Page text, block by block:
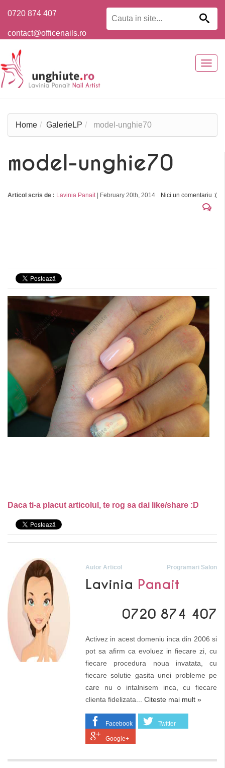
0720 874 407
contact@officenails.ro
Home GalerieLP model-unghie70
model-unghie70
Articol scris de : Lavinia Panait| February 20th, 2014 Nici un comentariu :(
Daca ti-a placut articolul, te rog sa dai like/share :D
Autor Articol Programari Salon
Lavinia Panait
0720 874 407
Activez in acest domeniu inca din 2006 si
pot sa afirm ca evoluez in fiecare zi, cu
fiecare procedura noua invatata, cu
fiecare solutie gasita unei probleme pe
care nu o intalnisem inca, cu fiecare
clienta fidelizata... Citeste mai mult »
Facebook Twitter
Google+